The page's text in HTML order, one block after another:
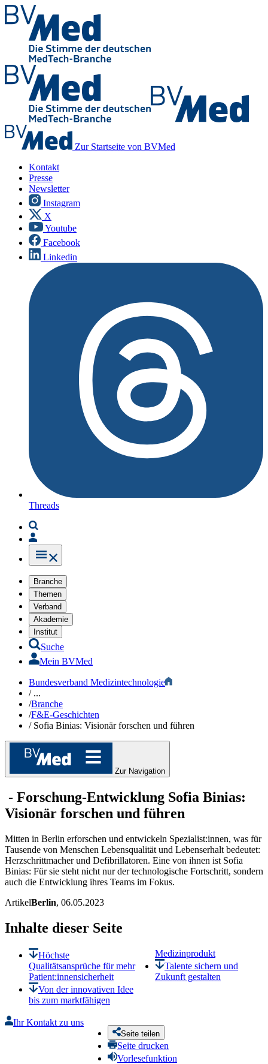
Zur Startseite von BVMed
Kontakt
Presse
Newsletter
Instagram
X
Youtube
Facebook
Linkedin
Threads
Branche
Themen
Verband
Akademie
Institut
Suche
Mein BVMed
Bundesverband Medizintechnologie
/...
/Branche
/F&E-Geschichten
/Sofia Binias: Visionär forschen und führen
Zur Navigation
- Forschung-Entwicklung Sofia Binias:
Visionär forschen und führen
Mitten in Berlin erforschen und entwickeln Spezialist:innen, was für
Tausende von Menschen Lebensqualität und Lebenserhalt bedeutet:
Herzschrittmacher und Defibrillatoren. Eine von ihnen ist Sofia
Binias: Für sie steht nicht nur der technologische Fortschritt, sondern
auch die Entwicklung ihres Teams im Fokus.
ArtikelBerlin, 06.05.2023
Inhalte dieser Seite
Höchste
Qualitätsansprüche für mehr
Patient:innensicherheit
Von der innovativen Idee
bis zum marktfähigen
Medizinprodukt
Talente sichern und
Zukunft gestalten
Ihr Kontakt zu uns
Seite teilen
Seite drucken
Vorlesefunktion